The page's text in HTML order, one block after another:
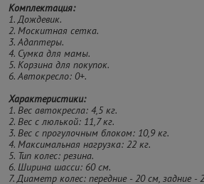
Комплектация:
1. Дождевик.
2. Москитная сетка.
3. Адаптеры.
4. Сумка для мамы.
5. Корзина для покупок.
6. Автокресло: 0+.
Характеристики:
1. Вес автокресла: 4,5 кг.
2. Вес с люлькой: 11,7 кг.
3. Вес с прогулочным блоком: 10,9 кг.
4. Максимальная нагрузка: 22 кг.
5. Тип колес: резина.
6. Ширина шасси: 60 см.
7. Диаметр колес: передние - 20 см, задние -